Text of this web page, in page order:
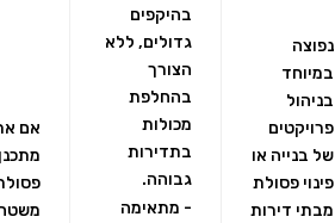
נפוצה
במיוחד
בניהול
פרויקטים
של בנייה או
פינוי פסולת
מבתי דירות
בהיקפים
גדולים, ללא
הצורך
בהחלפת
מכולות
בתדירות
גבוהה.
- מתאימה
אם